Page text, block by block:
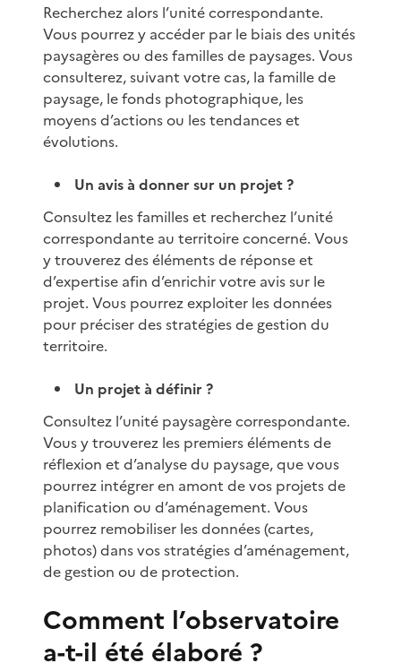
Recherchez alors l’unité correspondante.
Vous pourrez y accéder par le biais des unités
paysagères ou des familles de paysages. Vous
consulterez, suivant votre cas, la famille de
paysage, le fonds photographique, les
moyens d’actions ou les tendances et
évolutions.
Un avis à donner sur un projet ?
Consultez les familles et recherchez l’unité
correspondante au territoire concerné. Vous
y trouverez des éléments de réponse et
d’expertise afin d’enrichir votre avis sur le
projet. Vous pourrez exploiter les données
pour préciser des stratégies de gestion du
territoire.
Un projet à définir ?
Consultez l’unité paysagère correspondante.
Vous y trouverez les premiers éléments de
réflexion et d’analyse du paysage, que vous
pourrez intégrer en amont de vos projets de
planification ou d’aménagement. Vous
pourrez remobiliser les données (cartes,
photos) dans vos stratégies d’aménagement,
de gestion ou de protection.
Comment l’observatoire
a-t-il été élaboré ?